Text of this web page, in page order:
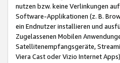
nutzen bzw. keine Verlinkungen
Software-Applikationen (z. B.
ein Endnutzer installieren und
Zugelassenen Mobilen
Satellitenempfangsgeräte,
Viera Cast oder Vizio Internet